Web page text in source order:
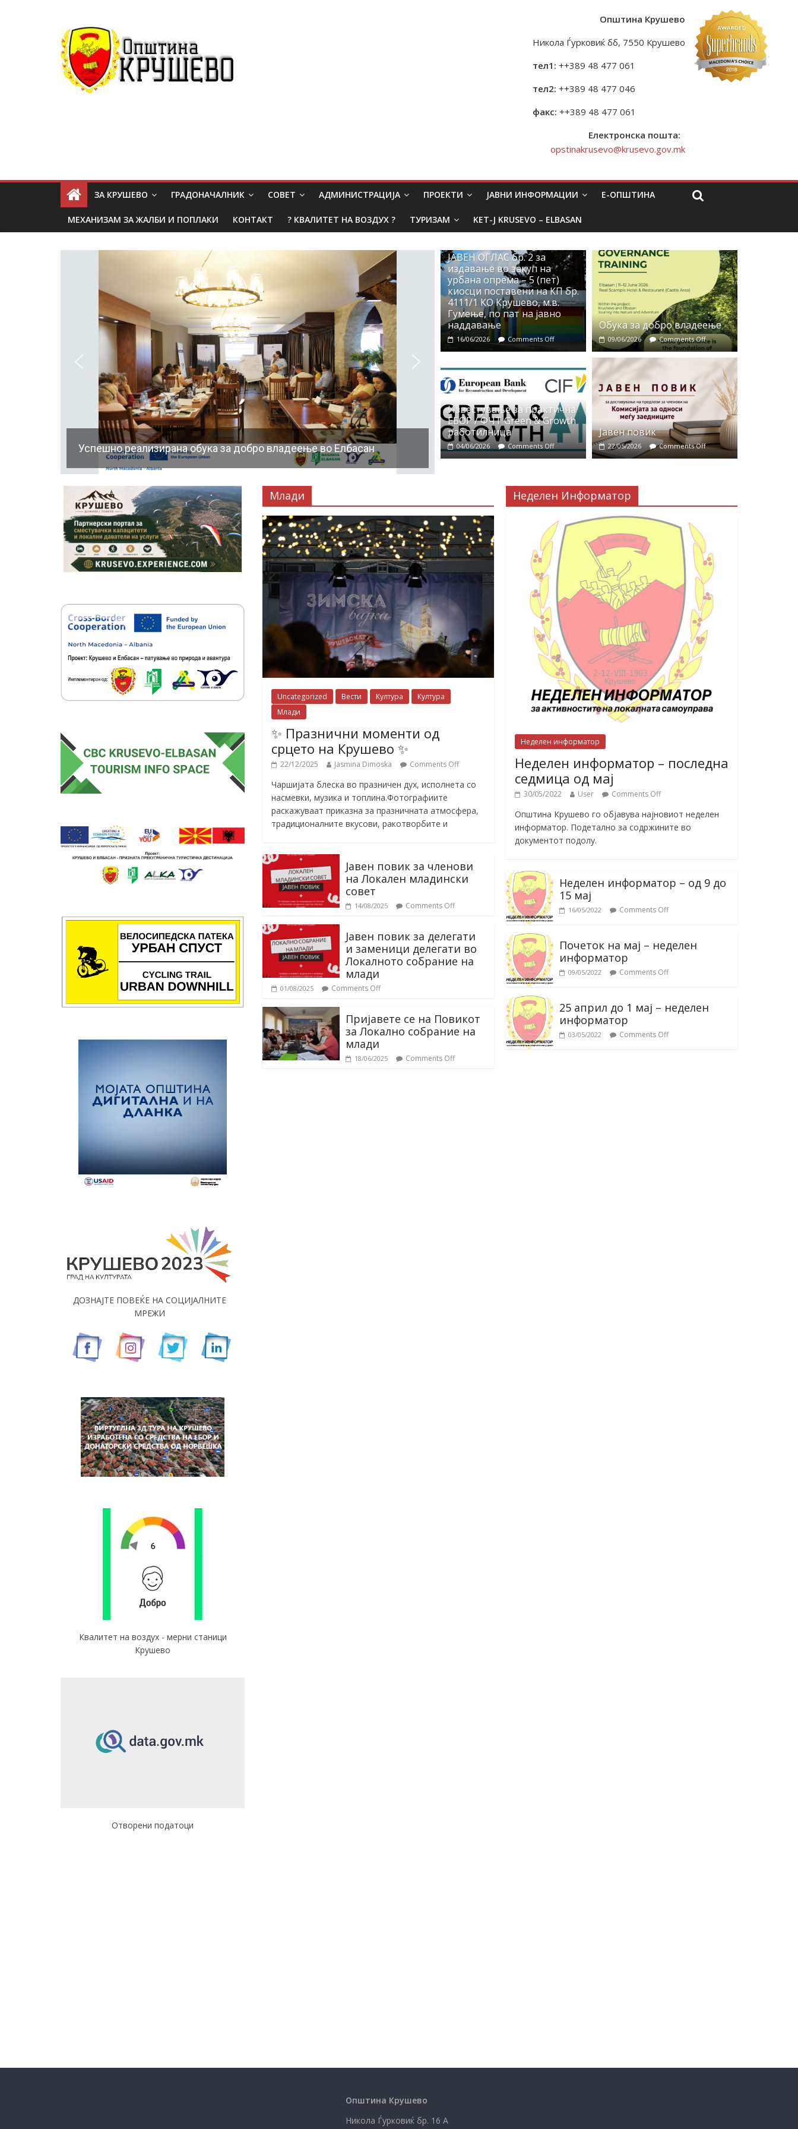
Општина Крушево
Никола Ѓурковиќ бб, 7550 Крушево
тел1: ++389 48 477 061
тел2: ++389 48 477 046
факс: ++389 48 477 061
Електронска пошта:
opstinakrusevo@krusevo.gov.mk
ЗА КРУШЕВО ГРАДОНАЧАЛНИК СОВЕТ АДМИНИСТРАЦИЈА ПРОЕКТИ ЈАВНИ ИНФОРМАЦИИ Е-ОПШТИНА
МЕХАНИЗАМ ЗА ЖАЛБИ И ПОПЛАКИ КОНТАКТ ? КВАЛИТЕТ НА ВОЗДУХ ? ТУРИЗАМ KET-J KRUSEVO – ELBASAN
Успешно реализирана обука за добро владеење во Елбасан
ЈАВЕН ОГЛАС бр. 2 за
издавање во закуп на
урбана опрема – 5 (пет)
киосци поставени на КП бр.
4111/1 КО Крушево, м.в.
Гумење, по пат на јавно
наддавање
16/06/2026 Comments Off
Обука за добро владеење
09/06/2026 Comments Off
Известување за практична
ЕБОР / ФЧТ Green & Growth
работилница
04/06/2026 Comments Off
Јавен повик
22/05/2026 Comments Off
Млади
Uncategorized Вести Култура
Култура
Млади
✨ Празнични моменти од
срцето на Крушево ✨
22/12/2025 Jasmina Dimoska Comments Off
Чаршијата блеска во празничен дух, исполнета со
насмевки, музика и топлина.Фотографиите
раскажуваат приказна за празничната атмосфера,
традиционалните вкусови, ракотворбите и
Јавен повик за членови
на Локален младински
совет
14/08/2025 Comments Off
Јавен повик за делегати
и заменици делегати во
Локалното собрание на
млади
01/08/2025 Comments Off
Пријавете се на Повикот
за Локално собрание на
млади
18/06/2025 Comments Off
Неделен Информатор
Неделен информатор
Неделен информатор – последна
седмица од мај
30/05/2022 User Comments Off
Општина Крушево го објавува најновиот неделен
информатор. Подетално за содржините во
документот подолу.
Неделен информатор – од 9 до
15 мај
16/05/2022 Comments Off
Почеток на мај – неделен
информатор
09/05/2022 Comments Off
25 април до 1 мај – неделен
информатор
03/05/2022 Comments Off
ДОЗНАЈТЕ ПОВЕЌЕ НА СОЦИЈАЛНИТЕ
МРЕЖИ
Квалитет на воздух - мерни станици
Крушево
Отворени податоци
Општина Крушево
Никола Ѓурковиќ бр. 16 А